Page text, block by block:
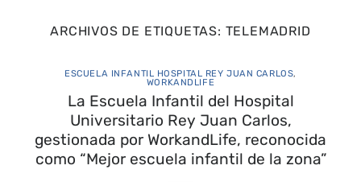
ARCHIVOS DE ETIQUETAS: TELEMADRID
ESCUELA INFANTIL HOSPITAL REY JUAN CARLOS,
WORKANDLIFE
La Escuela Infantil del Hospital
Universitario Rey Juan Carlos,
gestionada por WorkandLife, reconocida
como “Mejor escuela infantil de la zona”